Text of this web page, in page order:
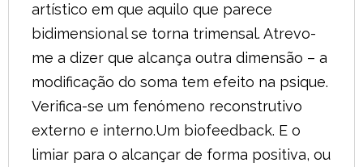
artístico em que aquilo que parece
bidimensional se torna trimensal. Atrevo-
me a dizer que alcança outra dimensão – a
modificação do soma tem efeito na psique.
Verifica-se um fenómeno reconstrutivo
externo e interno.Um biofeedback. E o
limiar para o alcançar de forma positiva, ou